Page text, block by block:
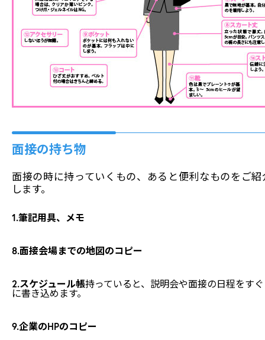
面接の持ち物
面接の時に持っていくもの、あると便利なものをご紹
します。
1.筆記用具、メモ
8.面接会場までの地図のコピー
2.スケジュール帳持っていると、説明会や面接の日程をすぐ
に書き込めます。
9.企業のHPのコピー